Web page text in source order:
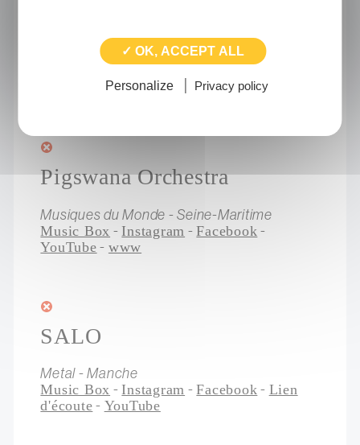
Pop - Calvados
Pigswana Orchestra
Musiques du Monde - Seine-Maritime
Music Box - Instagram -Facebook -
YouTube - www
SALO
Metal - Manche
Music Box - Instagram -Facebook - Lien
d'écoute - YouTube
✓ OK, ACCEPT ALL
Personalize Privacy policy